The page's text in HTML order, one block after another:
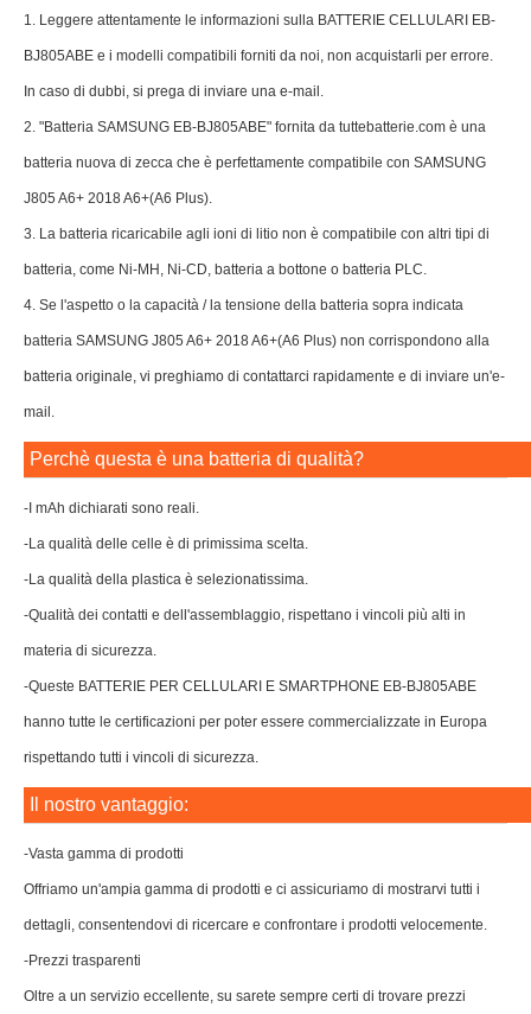
1. Leggere attentamente le informazioni sulla BATTERIE CELLULARI EB-
BJ805ABE e i modelli compatibili forniti da noi, non acquistarli per errore.
In caso di dubbi, si prega di inviare una e-mail.
2. "Batteria SAMSUNG EB-BJ805ABE" fornita da tuttebatterie.com è una
batteria nuova di zecca che è perfettamente compatibile con SAMSUNG
J805 A6+ 2018 A6+(A6 Plus).
3. La batteria ricaricabile agli ioni di litio non è compatibile con altri tipi di
batteria, come Ni-MH, Ni-CD, batteria a bottone o batteria PLC.
4. Se l'aspetto o la capacità / la tensione della batteria sopra indicata
batteria SAMSUNG J805 A6+ 2018 A6+(A6 Plus) non corrispondono alla
batteria originale, vi preghiamo di contattarci rapidamente e di inviare un'e-
mail.
Perchè questa è una batteria di qualità?
-I mAh dichiarati sono reali.
-La qualità delle celle è di primissima scelta.
-La qualità della plastica è selezionatissima.
-Qualità dei contatti e dell'assemblaggio, rispettano i vincoli più alti in
materia di sicurezza.
-Queste BATTERIE PER CELLULARI E SMARTPHONE EB-BJ805ABE
hanno tutte le certificazioni per poter essere commercializzate in Europa
rispettando tutti i vincoli di sicurezza.
Il nostro vantaggio:
-Vasta gamma di prodotti
Offriamo un'ampia gamma di prodotti e ci assicuriamo di mostrarvi tutti i
dettagli, consentendovi di ricercare e confrontare i prodotti velocemente.
-Prezzi trasparenti
Oltre a un servizio eccellente, su sarete sempre certi di trovare prezzi